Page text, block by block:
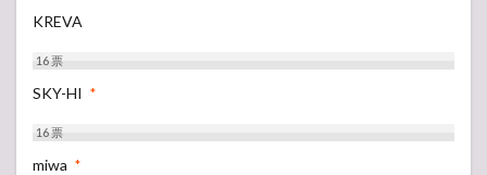
KREVA
16票
SKY-HI *
16票
miwa *